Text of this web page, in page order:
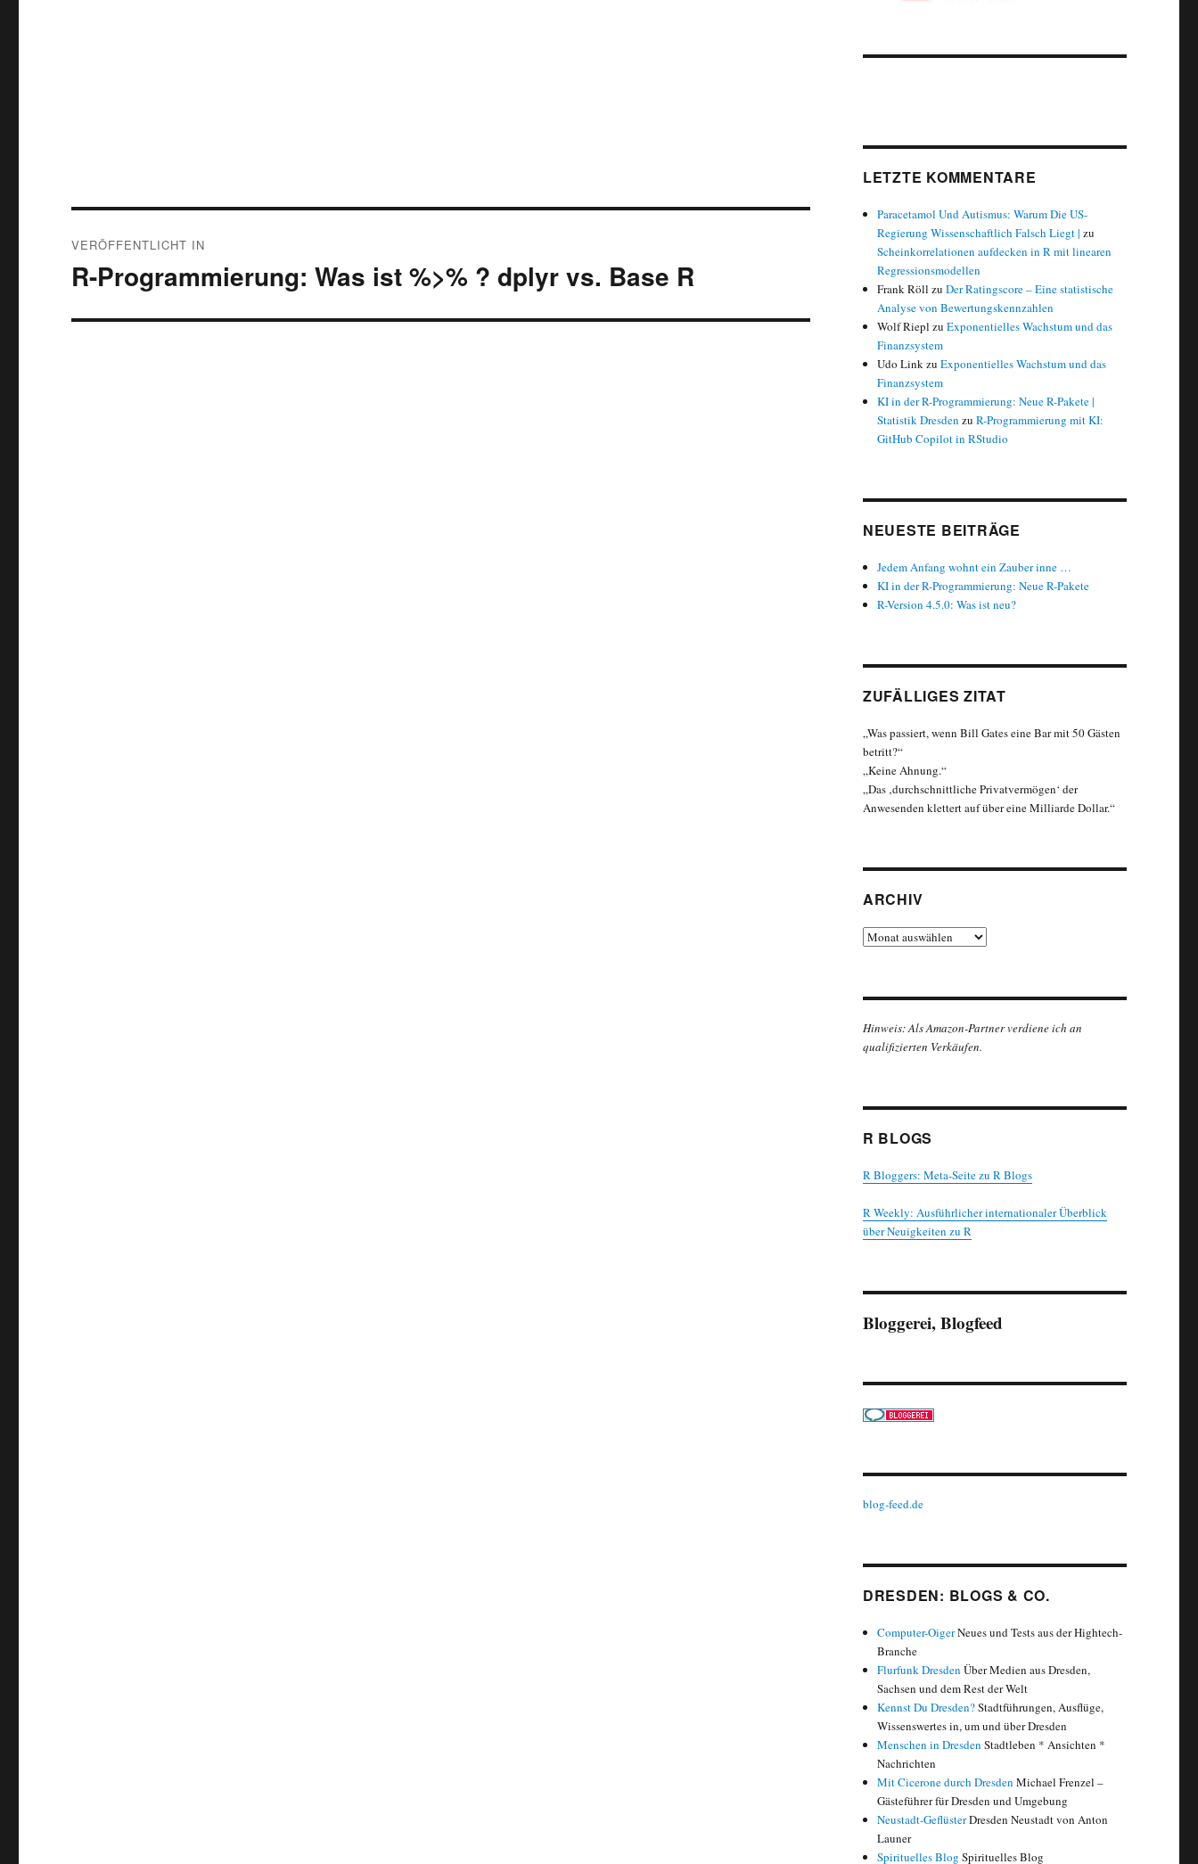
VERÖFFENTLICHT IN
R-Programmierung: Was ist %>% ? dplyr vs. Base R
LETZTE KOMMENTARE
Paracetamol Und Autismus: Warum Die US-
Regierung Wissenschaftlich Falsch Liegt | zu
Scheinkorrelationen aufdecken in R mit linearen
Regressionsmodellen
Frank Röll zuDer Ratingscore – Eine statistische
Analyse von Bewertungskennzahlen
Wolf Riepl zuExponentielles Wachstum und das
Finanzsystem
Udo LinkzuExponentielles Wachstum und das
Finanzsystem
KI in der R-Programmierung: Neue R-Pakete |
Statistik Dresden zuR-Programmierung mit KI:
GitHub Copilot in RStudio
NEUESTE BEITRÄGE
Jedem Anfang wohnt ein Zauber inne …
KI in der R-Programmierung: Neue R-Pakete
R-Version 4.5.0: Was ist neu?
ZUFÄLLIGES ZITAT
„Was passiert, wenn Bill Gates eine Bar mit 50 Gästen
betritt?“
„Keine Ahnung.“
„Das ‚durchschnittliche Privatvermögen‘ der
Anwesenden klettert auf über eine Milliarde Dollar.“
ARCHIV
Archiv
Hinweis: Als Amazon-Partner verdiene ich an
qualifizierten Verkäufen.
R BLOGS
R Bloggers: Meta-Seite zu R Blogs
R Weekly: Ausführlicher internationaler Überblick
über Neuigkeiten zu R
Bloggerei, Blogfeed
blog-feed.de
DRESDEN: BLOGS & CO.
Computer-OigerNeues und Tests aus der Hightech-
Branche
Flurfunk Dresden Über Medien aus Dresden,
Sachsen und dem Rest der Welt
Kennst Du Dresden?Stadtführungen, Ausflüge,
Wissenswertes in, um und über Dresden
Menschen in Dresden Stadtleben * Ansichten *
Nachrichten
Mit Cicerone durch Dresden Michael Frenzel –
Gästeführer für Dresden und Umgebung
Neustadt-GeflüsterDresden Neustadt von Anton
Launer
Spirituelles Blog Spirituelles Blog